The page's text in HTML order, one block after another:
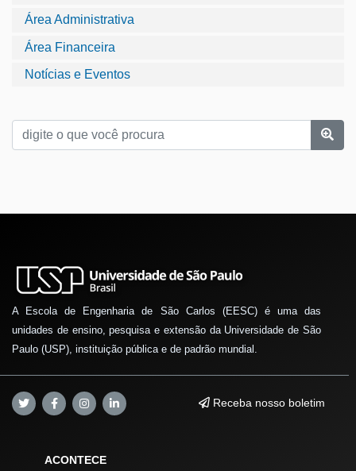
Área Administrativa
Área Financeira
Notícias e Eventos
A Escola de Engenharia de São Carlos (EESC) é uma das
unidades de ensino, pesquisa e extensão da Universidade de São
Paulo (USP), instituição pública e de padrão mundial.
Receba nosso boletim
ACONTECE